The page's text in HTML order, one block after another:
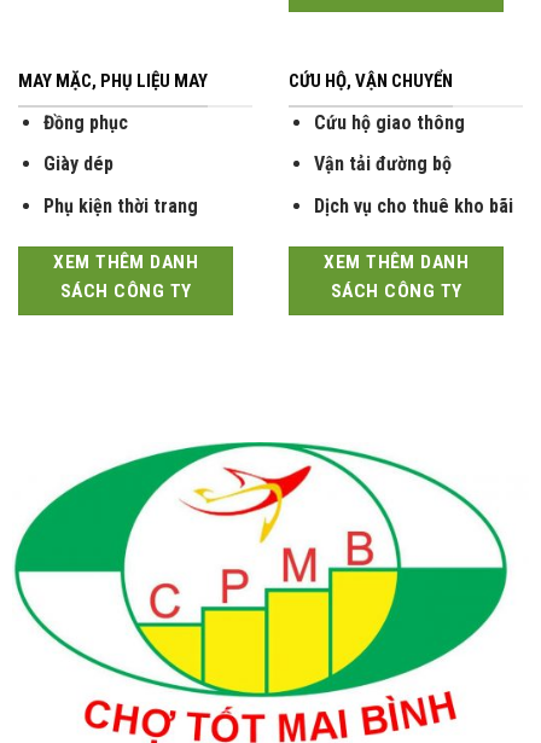
MAY MẶC, PHỤ LIỆU MAY
Đồng phục
Giày dép
Phụ kiện thời trang
XEM THÊM DANH
SÁCH CÔNG TY
CỨU HỘ, VẬN CHUYỂN
Cứu hộ giao thông
Vận tải đường bộ
Dịch vụ cho thuê kho bãi
XEM THÊM DANH
SÁCH CÔNG TY